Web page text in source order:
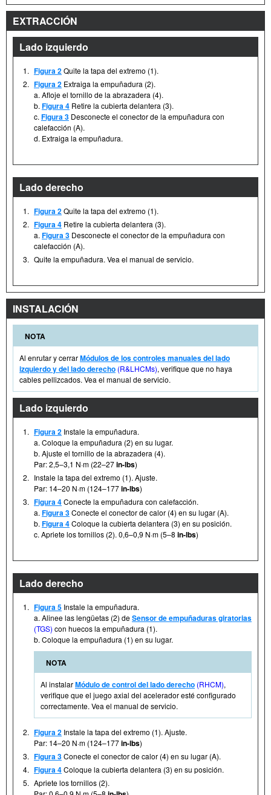
EXTRACCIÓN
Lado izquierdo
1. Figura 2Quite la tapa del extremo (1).
2. Figura 2 Extraiga la empuñadura (2).
a. Afloje el tornillo de la abrazadera (4).
b. Figura 4 Retire la cubierta delantera (3).
c. Figura 3 Desconecte el conector de la empuñadura con
calefacción (A).
d. Extraiga la empuñadura.
Lado derecho
1. Figura 2Quite la tapa del extremo (1).
2. Figura 4 Retire la cubierta delantera (3).
a. Figura 3 Desconecte el conector de la empuñadura con
calefacción (A).
3. Quite la empuñadura. Vea el manual de servicio.
INSTALACIÓN
NOTA
Al enrutar y cerrarMódulos de los controles manuales del lado
izquierdo y del lado derecho (R&LHCMs), verifique que no haya
cables pellizcados. Vea el manual de servicio.
Lado izquierdo
1. Figura 2 Instale la empuñadura.
a. Coloque la empuñadura (2) en su lugar.
b. Ajuste el tornillo de la abrazadera (4).
Par: 2,5–3,1 N·m (22–27in-lbs)
2. Instale la tapa del extremo (1). Ajuste.
Par: 14–20 N·m (124–177in-lbs)
3. Figura 4Conecte la empuñadura con calefacción.
a. Figura 3Conecte el conector de calor (4) en su lugar (A).
b. Figura 4Coloque la cubierta delantera (3) en su posición.
c. Apriete los tornillos (2). 0,6–0,9 N·m (5–8 in-lbs)
Lado derecho
1. Figura 5 Instale la empuñadura.
a. Alinee las lengüetas (2) deSensor de empuñaduras giratorias
(TGS) con huecos la empuñadura (1).
b. Coloque la empuñadura (1) en su lugar.
NOTA
Al instalarMódulo de control del lado derecho (RHCM),
verifique que el juego axial del acelerador esté configurado
correctamente. Vea el manual de servicio.
2. Figura 2 Instale la tapa del extremo (1). Ajuste.
Par: 14–20 N·m (124–177in-lbs)
3. Figura 3Conecte el conector de calor (4) en su lugar (A).
4. Figura 4Coloque la cubierta delantera (3) en su posición.
5. Apriete los tornillos (2).